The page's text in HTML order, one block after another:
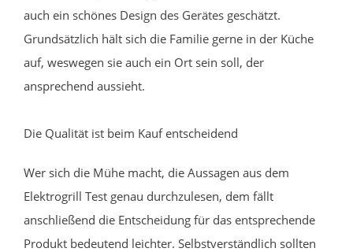
auch ein schönes Design des Gerätes geschätzt.
Grundsätzlich hält sich die Familie gerne in der Küche
auf, weswegen sie auch ein Ort sein soll, der
ansprechend aussieht.
Die Qualität ist beim Kauf entscheidend
Wer sich die Mühe macht, die Aussagen aus dem
Elektrogrill Test genau durchzulesen, dem fällt
anschließend die Entscheidung für das entsprechende
Produkt bedeutend leichter. Selbstverständlich sollten